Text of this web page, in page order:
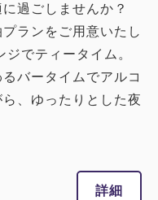
過ごしませんか？
ランをご用意いたし
でティータイム。
バータイムでアルコ
、ゆったりとした夜
詳細